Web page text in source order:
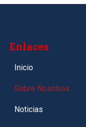
Enlaces
Inicio
Sobre Nosotros
Noticias